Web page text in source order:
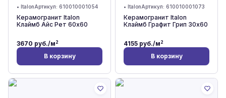
• ItalonАртикул: 610010001054
Керамогранит Italon
Клаймб Айс Рет 60x60
3670 руб./м2
В корзину
• ItalonАртикул: 610010001073
Керамогранит Italon
Клаймб Графит Грип 30x60
4155 руб./м2
В корзину